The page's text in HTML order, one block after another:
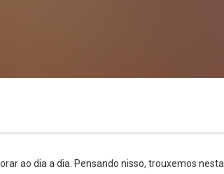
ao dia a dia. Pensando nisso, trouxemos nesta